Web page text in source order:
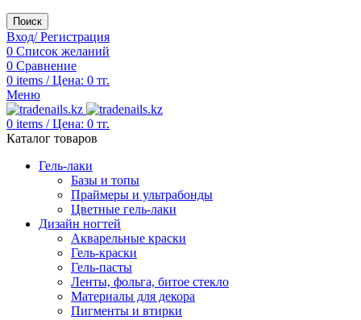
Поиск
Вход/ Регистрация
0 Список желаний
0 Сравнение
0 items / Цена: 0 тг.
Меню
0 items / Цена: 0 тг.
Каталог товаров
Гель-лаки
Базы и топы
Праймеры и ультрабонды
Цветные гель-лаки
Дизайн ногтей
Акварельные краски
Гель-краски
Гель-пасты
Ленты, фольга, битое стекло
Материалы для декора
Пигменты и втирки